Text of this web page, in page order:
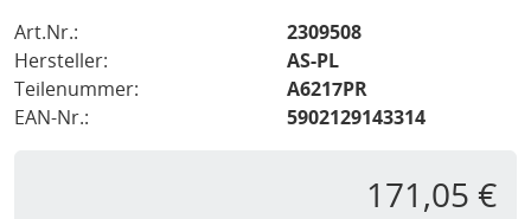
Art.Nr.:
2309508
Hersteller:
AS-PL
Teilenummer:
A6217PR
EAN-Nr.:
5902129143314
171,05 €